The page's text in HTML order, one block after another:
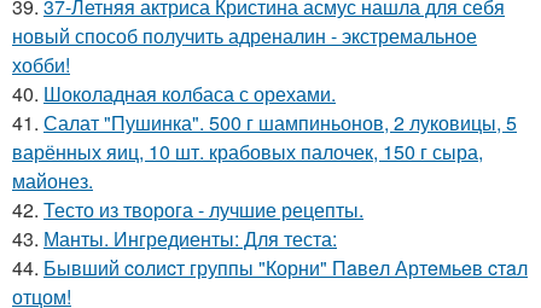
39. 37-Летняя актриса Кристина асмус нашла для себя
новый способ получить адреналин - экстремальное
хобби!
40. Шоколадная колбаса с орехами.
41. Салат "Пушинка". 500 г шампиньонов, 2 луковицы, 5
варённых яиц, 10 шт. крабовых палочек, 150 г сыра,
майонез.
42. Тесто из творога - лучшие рецепты.
43. Манты. Ингредиенты: Для теста:
44. Бывший cолиcт группы "Корни" Пaвeл Артeмьeв cтaл
отцом!